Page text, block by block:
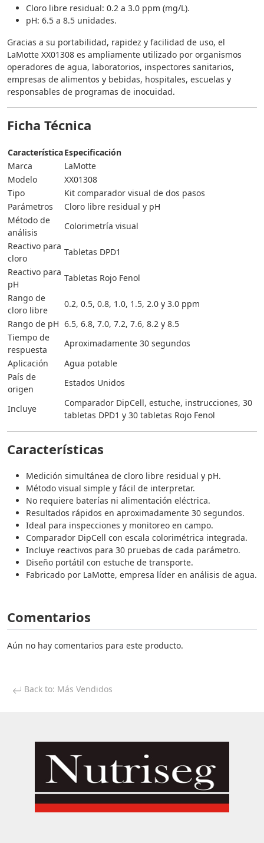
Cloro libre residual: 0.2 a 3.0 ppm (mg/L).
pH: 6.5 a 8.5 unidades.
Gracias a su portabilidad, rapidez y facilidad de uso, el
LaMotte XX01308 es ampliamente utilizado por organismos
operadores de agua, laboratorios, inspectores sanitarios,
empresas de alimentos y bebidas, hospitales, escuelas y
responsables de programas de inocuidad.
Ficha Técnica
CaracterísticaEspecificación
Marca
LaMotte
Modelo
XX01308
Tipo
Kit comparador visual de dos pasos
Parámetros
Cloro libre residual y pH
Método de
análisis
Colorimetría visual
Reactivo para
cloro
Tabletas DPD1
Reactivo para
pH
Tabletas Rojo Fenol
Rango de
cloro libre
0.2, 0.5, 0.8, 1.0, 1.5, 2.0 y 3.0 ppm
Rango de pH 6.5, 6.8, 7.0, 7.2, 7.6, 8.2 y 8.5
Tiempo de
respuesta
Aproximadamente 30 segundos
Aplicación
Agua potable
País de
origen
Estados Unidos
Incluye
Comparador DipCell, estuche, instrucciones, 30
tabletas DPD1 y 30 tabletas Rojo Fenol
Características
Medición simultánea de cloro libre residual y pH.
Método visual simple y fácil de interpretar.
No requiere baterías ni alimentación eléctrica.
Resultados rápidos en aproximadamente 30 segundos.
Ideal para inspecciones y monitoreo en campo.
Comparador DipCell con escala colorimétrica integrada.
Incluye reactivos para 30 pruebas de cada parámetro.
Diseño portátil con estuche de transporte.
Fabricado por LaMotte, empresa líder en análisis de agua.
Comentarios
Aún no hay comentarios para este producto.
Back to: Más Vendidos